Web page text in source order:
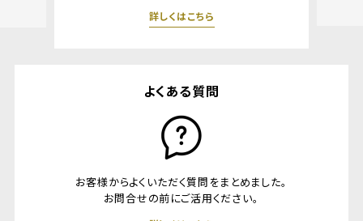
詳しくはこちら
よくある質問
お客様からよくいただく質問をまとめました。
お問合せの前にご活用ください。